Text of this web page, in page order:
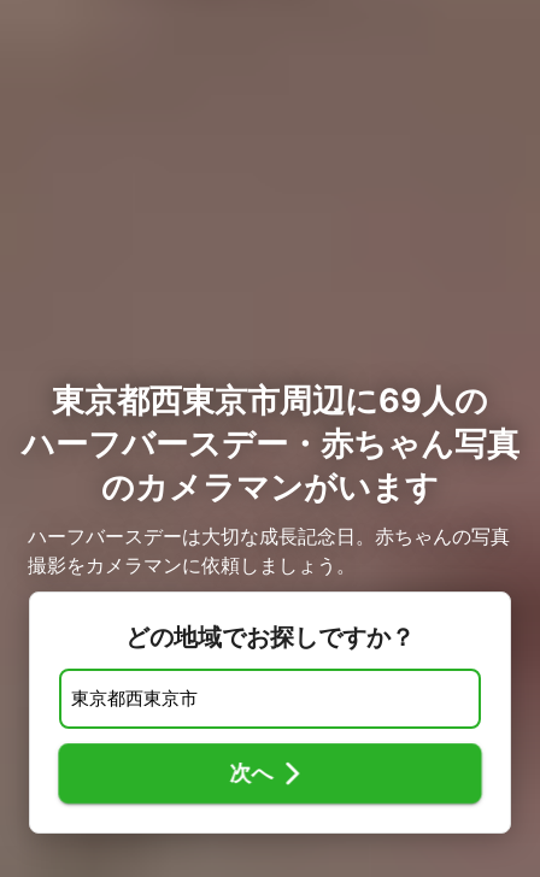
東京都西東京市周辺に69人の
ハーフバースデー・赤ちゃん写真
のカメラマンがいます
ハーフバースデーは大切な成長記念日。赤ちゃんの写真
撮影をカメラマンに依頼しましょう。
どの地域でお探しですか？
次へ